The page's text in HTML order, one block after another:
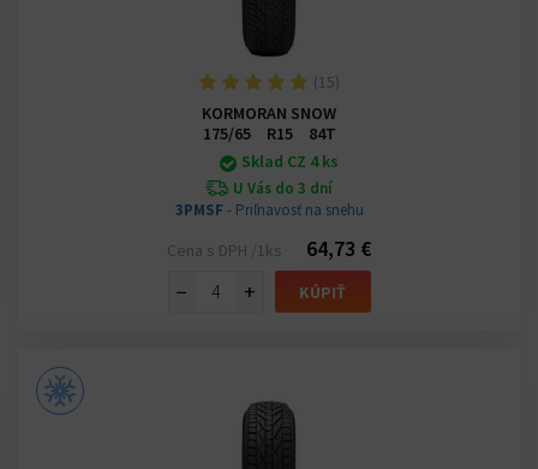
(15)
KORMORAN SNOW
175/65 R15 84T
Sklad CZ 4 ks
U Vás do 3 dní
3PMSF- Priľnavosť na snehu
Cena s DPH /1ks
64,73 €
−
+ KÚPIŤ